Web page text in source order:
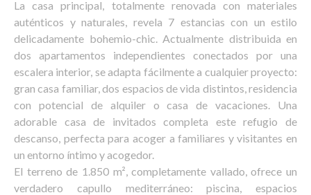
La casa principal, totalmente renovada con materiales
auténticos y naturales, revela 7 estancias con un estilo
delicadamente bohemio-chic. Actualmente distribuida en
dos apartamentos independientes conectados por una
escalera interior, se adapta fácilmente a cualquier proyecto:
gran casa familiar, dos espacios de vida distintos, residencia
con potencial de alquiler o casa de vacaciones. Una
adorable casa de invitados completa este refugio de
descanso, perfecta para acoger a familiares y visitantes en
un entorno íntimo y acogedor.
El terreno de 1.850 m², completamente vallado, ofrece un
verdadero capullo mediterráneo: piscina, espacios